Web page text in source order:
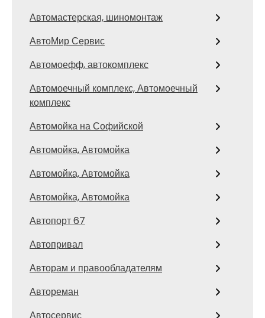
Автомастерская, шиномонтаж
АвтоМир Сервис
Автомоефф, автокомплекс
Автомоечный комплекс, Автомоечный
комплекс
Автомойка на Софийской
Автомойка, Автомойка
Автомойка, Автомойка
Автомойка, Автомойка
Автопорт 67
Автопривал
Авторам и правообладателям
Автореман
Автосервис